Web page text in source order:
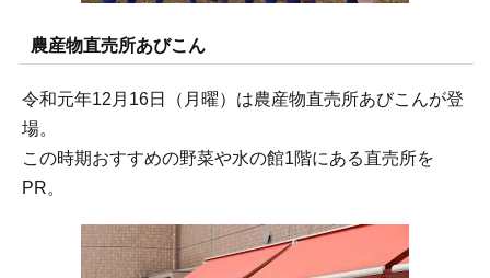
農産物直売所あびこん
令和元年12月16日（月曜）は農産物直売所あびこんが登
場。
この時期おすすめの野菜や水の館1階にある直売所を
PR。